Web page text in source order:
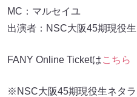
MC：マルセイユ
出演者：NSC大阪45期現役生
FANY Online Ticketはこちら
※NSC大阪45期現役生ネタ